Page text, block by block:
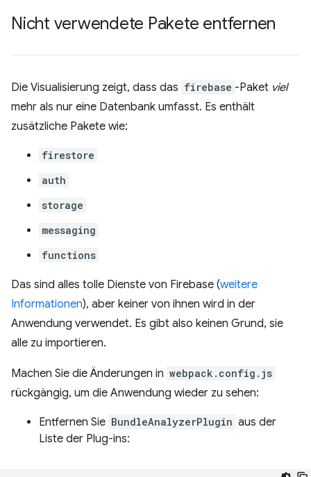
Nicht verwendete Pakete entfernen
Die Visualisierung zeigt, dass das firebase -Paket viel
mehr als nur eine Datenbank umfasst. Es enthält
zusätzliche Pakete wie:
firestore
auth
storage
messaging
functions
Das sind alles tolle Dienste von Firebase (weitere
Informationen), aber keiner von ihnen wird in der
Anwendung verwendet. Es gibt also keinen Grund, sie
alle zu importieren.
Machen Sie die Änderungen in webpack.config.js
rückgängig, um die Anwendung wieder zu sehen:
Entfernen Sie BundleAnalyzerPlugin aus der
Liste der Plug-ins: